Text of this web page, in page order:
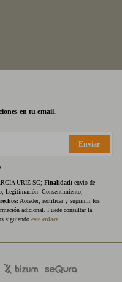
en tu email.
Enviar
URIZ SC; Finalidad: envío de
Legitimación: Consentimiento;
Acceder, rectificar y suprimir los
adicional. Puede consultar la
siguiendo este enlace